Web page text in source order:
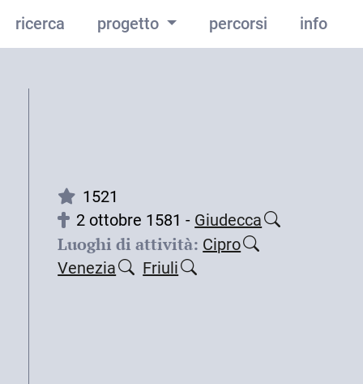
ricerca progetto percorsi info
1521
2 ottobre 1581 - Giudecca
Luoghi di attività: Cipro
Venezia
Friuli